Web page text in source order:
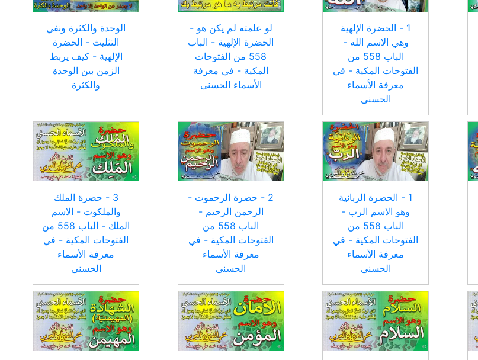
1 - الحضرة الإلهية
وهي الاسم الله -
الباب 558 من
الفتوحات المكية - في
معرفة الأسماء
الحسنى
لو علمته لم يكن هو -
الحضرة الإلهية - الباب
558 من الفتوحات
المكية - في معرفة
الأسماء الحسنى
الوحدة والكثرة ونفي
التثليث - الحضرة
الإلهية - كيف يربط
الزمن بين الوحدة
والكثرة
1 - الحضرة الربانية
وهو الاسم الرب -
الباب 558 من
الفتوحات المكية - في
معرفة الأسماء
الحسنى
2 - حضرة الرحموت -
الرحمن الرحيم -
الباب 558 من
الفتوحات المكية - في
معرفة الأسماء
الحسنى
3 - حضرة الملك
والملكوت - الاسم
الملك - الباب 558 من
الفتوحات المكية - في
معرفة الأسماء
الحسنى